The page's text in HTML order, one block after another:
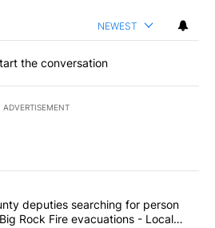
NEWEST
the conversation
ADVERTISEMENT
most commented articles in the last
County deputies searching
deputies searching for person
Rock Fire evacuations - Local